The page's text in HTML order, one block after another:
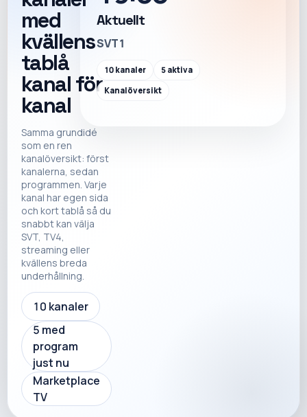
med
kvällens
tablå
kanal för
kanal
Samma grundidé
som en ren
kanalöversikt: först
kanalerna, sedan
programmen. Varje
kanal har egen sida
och kort tablå så du
snabbt kan välja
SVT, TV4,
streaming eller
kvällens breda
underhållning.
10 kanaler
5 med
program
just nu
Marketplace
TV
Aktuellt
SVT1
10 kanaler 5 aktiva
Kanalöversikt